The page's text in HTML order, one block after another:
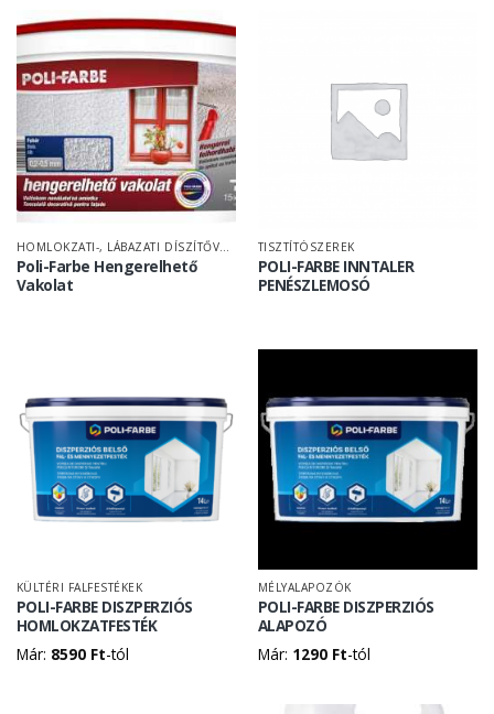
HOMLOKZATI-, LÁBAZATI DÍSZÍTŐVAKOLAT
Poli-Farbe Hengerelhető
Vakolat
TISZTÍTÓSZEREK
POLI-FARBE INNTALER
PENÉSZLEMOSÓ
KÜLTÉRI FALFESTÉKEK
POLI-FARBE DISZPERZIÓS
HOMLOKZATFESTÉK
Már: 8590 Ft-tól
MÉLYALAPOZÓK
POLI-FARBE DISZPERZIÓS
ALAPOZÓ
Már: 1290 Ft-tól